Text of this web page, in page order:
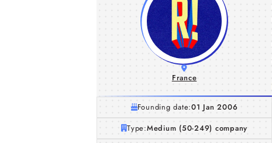
France
Founding date:01 Jan 2006
Type:Medium (50-249) company